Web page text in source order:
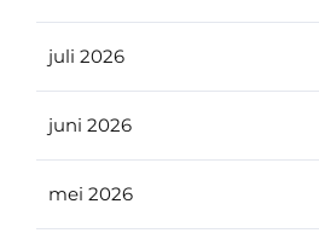
juli 2026
juni 2026
mei 2026